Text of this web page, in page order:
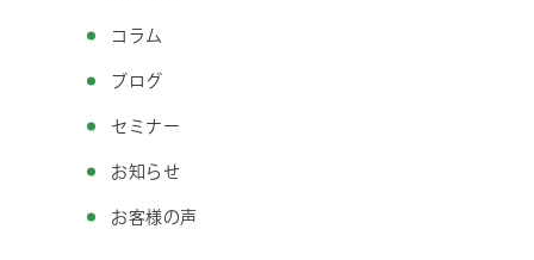
コラム
ブログ
セミナー
お知らせ
お客様の声